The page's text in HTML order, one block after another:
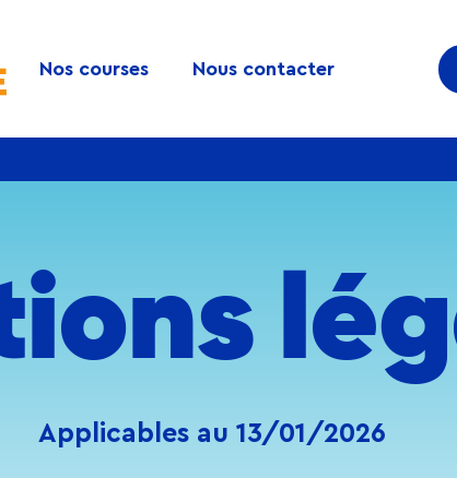
Nos courses Nous contacter
Applicables au 13/01/2026